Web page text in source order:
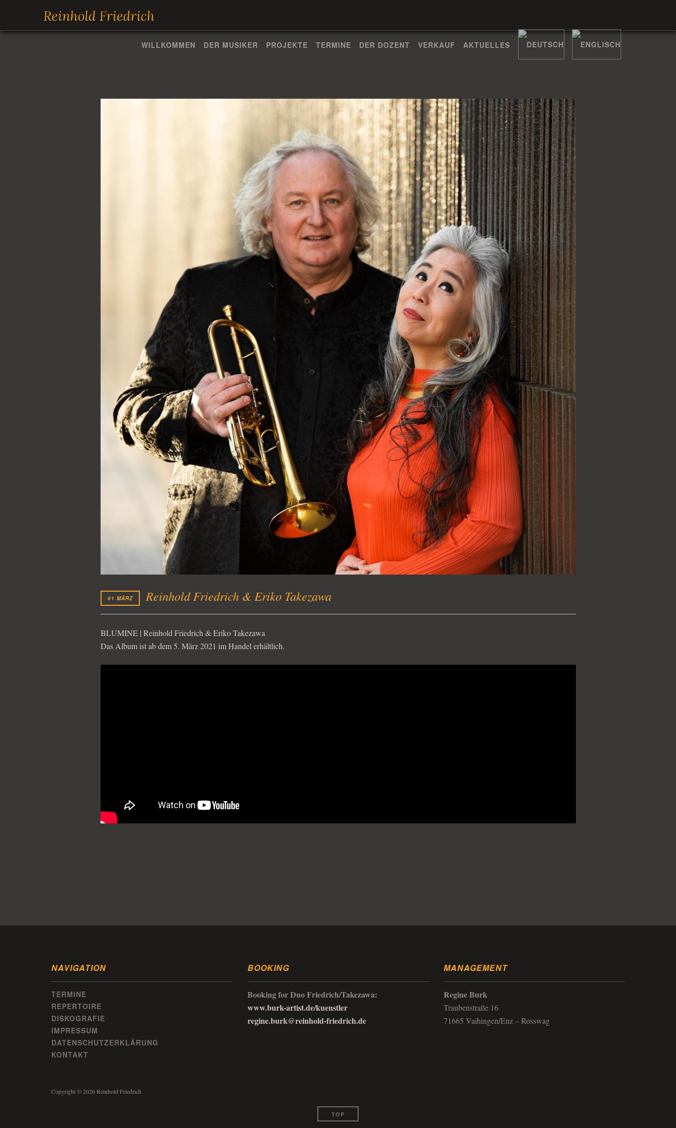
WILLKOMMEN DER MUSIKER PROJEKTE TERMINE DER DOZENT VERKAUF AKTUELLES
01 MÄRZ Reinhold Friedrich & Eriko Takezawa
BLUMINE | Reinhold Friedrich & Eriko Takezawa
Das Album ist ab dem 5. März 2021 im Handel erhältlich.
NAVIGATION
TERMINE
REPERTOIRE
DISKOGRAFIE
IMPRESSUM
DATENSCHUTZERKLÄRUNG
KONTAKT
BOOKING
Booking for Duo Friedrich/Takezawa:
www.burk-artist.de/kuenstler
regine.burk@reinhold-friedrich.de
MANAGEMENT
Regine Burk
Traubenstraße 16
71665 Vaihingen/Enz – Rosswag
Copyright © 2026 Reinhold Friedrich
TOP